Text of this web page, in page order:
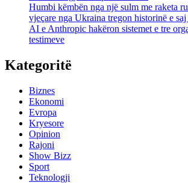
Humbi këmbën nga një sulm me raketa
vjeçare nga Ukraina tregon historinë e
AI e Anthropic hakëron sistemet e tre
testimeve
Kategoritë
Biznes
Ekonomi
Evropa
Kryesore
Opinion
Rajoni
Show Bizz
Sport
Teknologji